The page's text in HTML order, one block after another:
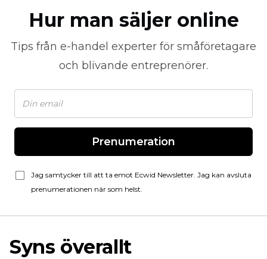
Hur man säljer online
Tips från e-handel experter för småföretagare
och blivande entreprenörer.
Prenumeration
Jag samtycker till att ta emot Ecwid Newsletter. Jag kan avsluta
prenumerationen när som helst.
Syns överallt